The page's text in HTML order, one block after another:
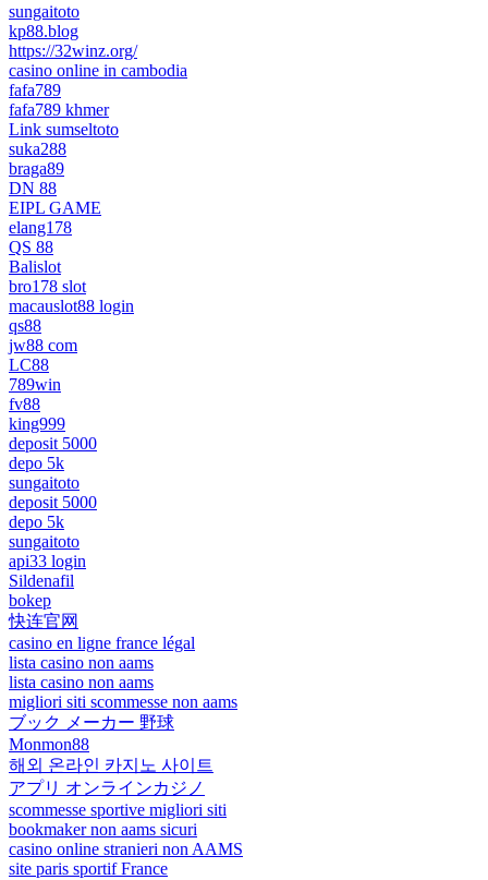
sungaitoto
kp88.blog
https://32winz.org/
casino online in cambodia
fafa789
fafa789 khmer
Link sumseltoto
suka288
braga89
DN 88
EIPL GAME
elang178
QS 88
Balislot
bro178 slot
macauslot88 login
qs88
jw88 com
LC88
789win
fv88
king999
deposit 5000
depo 5k
sungaitoto
deposit 5000
depo 5k
sungaitoto
api33 login
Sildenafil
bokep
快连官网
casino en ligne france légal
lista casino non aams
lista casino non aams
migliori siti scommesse non aams
ブック メーカー 野球
Monmon88
해외 온라인 카지노 사이트
アプリ オンラインカジノ
scommesse sportive migliori siti
bookmaker non aams sicuri
casino online stranieri non AAMS
site paris sportif France